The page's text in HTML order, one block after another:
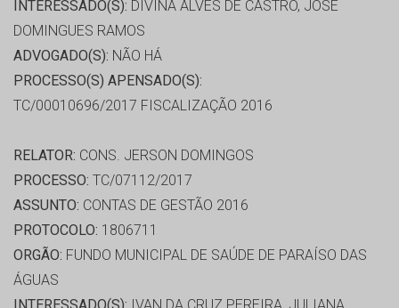
INTERESSADO(S): DIVINA ALVES DE CASTRO, JOSE
DOMINGUES RAMOS
ADVOGADO(S): NÃO HÁ
PROCESSO(S) APENSADO(S):
TC/00010696/2017 FISCALIZAÇÃO 2016
RELATOR: CONS. JERSON DOMINGOS
PROCESSO: TC/07112/2017
ASSUNTO: CONTAS DE GESTÃO 2016
PROTOCOLO: 1806711
ORGÃO: FUNDO MUNICIPAL DE SAÚDE DE PARAÍSO DAS
ÁGUAS